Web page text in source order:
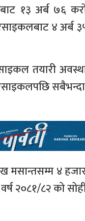
१३ अर्ब ७६
४ अर्ब
तयारी
मसान्तसम्म ४
२०८१/८२ को